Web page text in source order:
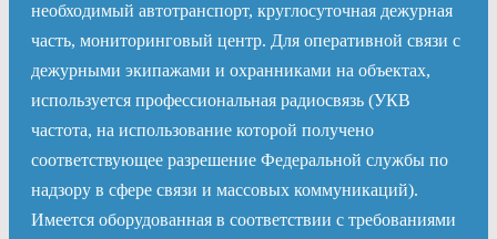
необходимый автотранспорт, круглосуточная дежурная
часть, мониторинговый центр. Для оперативной связи с
дежурными экипажами и охранниками на объектах,
используется профессиональная радиосвязь (УКВ
частота, на использование которой получено
соответствующее разрешение Федеральной службы по
надзору в сфере связи и массовых коммуникаций).
Имеется оборудованная в соответствии с требованиями